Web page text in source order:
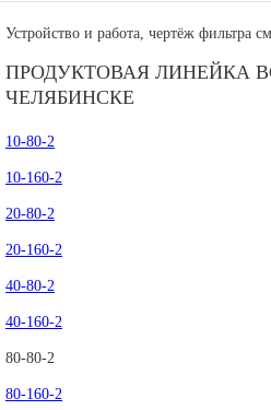
Устройство и работа, чертёж фильтра
ПРОДУКТОВАЯ ЛИНЕЙКА
ЧЕЛЯБИНСКЕ
10-80-2
10-160-2
20-80-2
20-160-2
40-80-2
40-160-2
80-80-2
80-160-2